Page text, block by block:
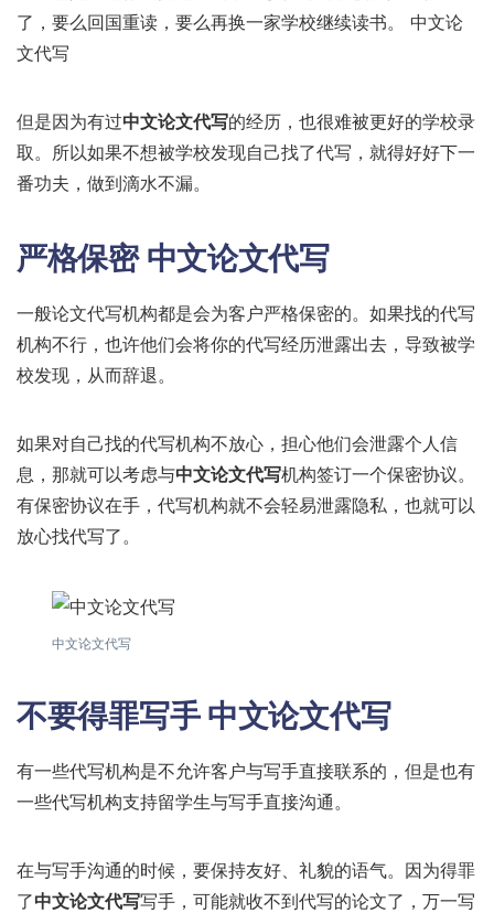
了，要么回国重读，要么再换一家学校继续读书。 中文论
文代写
但是因为有过中文论文代写的经历，也很难被更好的学校录
取。所以如果不想被学校发现自己找了代写，就得好好下一
番功夫，做到滴水不漏。
严格保密 中文论文代写
一般论文代写机构都是会为客户严格保密的。如果找的代写
机构不行，也许他们会将你的代写经历泄露出去，导致被学
校发现，从而辞退。
如果对自己找的代写机构不放心，担心他们会泄露个人信
息，那就可以考虑与中文论文代写机构签订一个保密协议。
有保密协议在手，代写机构就不会轻易泄露隐私，也就可以
放心找代写了。
中文论文代写
不要得罪写手 中文论文代写
有一些代写机构是不允许客户与写手直接联系的，但是也有
一些代写机构支持留学生与写手直接沟通。
在与写手沟通的时候，要保持友好、礼貌的语气。因为得罪
了中文论文代写写手，可能就收不到代写的论文了，万一写